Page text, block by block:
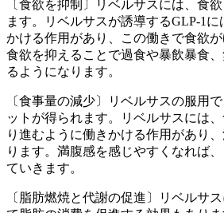
〔食欲を抑制〕
リベルサスには、食
ます。リベルサスが誘導するGLP-1に
かける作用があり、この働きで食欲
食欲を抑えることで過食や暴飲暴食
るようになります。
〔食事量の減少〕
リベルサスの服用
ットが得られます。リベルサスには、
り進むように働きかける作用 があり
ります。 満腹感を感じやすくなれば
ていきます。
〔脂肪燃焼と代謝の促進〕
リベルサ